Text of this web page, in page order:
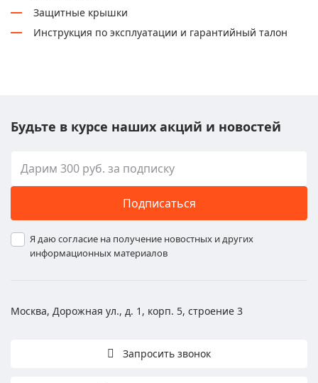
Защитные крышки
Инструкция по эксплуатации и гарантийный талон
Будьте в курсе наших акций и новостей
Подписаться
Я даю согласие на получение новостных и других
информационных материалов
Москва, Дорожная ул., д. 1, корп. 5, строение 3
Запросить звонок